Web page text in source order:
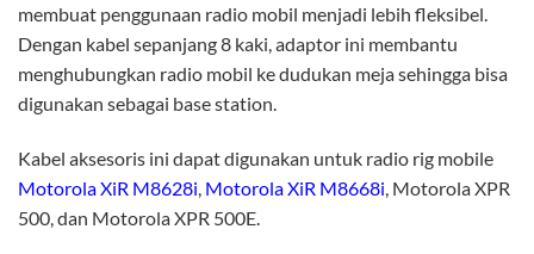
membuat penggunaan radio mobil menjadi lebih fleksibel.
Dengan kabel sepanjang 8 kaki, adaptor ini membantu
menghubungkan radio mobil ke dudukan meja sehingga bisa
digunakan sebagai base station.
Kabel aksesoris ini dapat digunakan untuk radio rig mobile
Motorola XiR M8628i, Motorola XiR M8668i, Motorola XPR
500, dan Motorola XPR 500E.